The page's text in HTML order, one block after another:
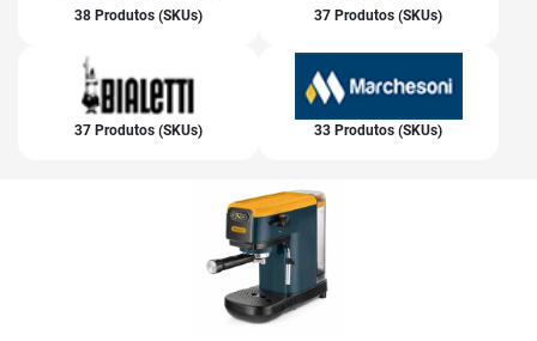
38 Produtos (SKUs) 37 Produtos (SKUs)
37 Produtos (SKUs) 33 Produtos (SKUs)